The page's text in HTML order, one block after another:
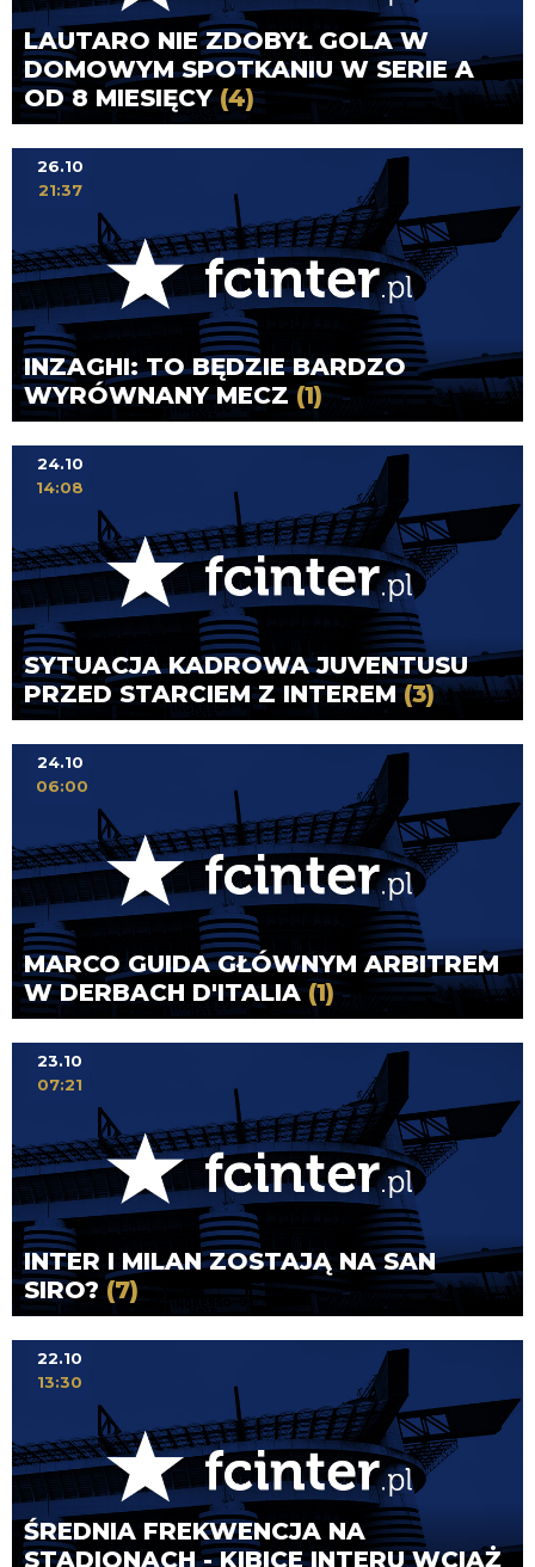
LAUTARO NIE ZDOBYŁ GOLA W
DOMOWYM SPOTKANIU W SERIE A
OD 8 MIESIĘCY(4)
INZAGHI: TO BĘDZIE BARDZO
WYRÓWNANY MECZ(1)
26.10
21:37
SYTUACJA KADROWA JUVENTUSU
PRZED STARCIEM Z INTEREM(3)
24.10
14:08
MARCO GUIDA GŁÓWNYM ARBITREM
W DERBACH D'ITALIA(1)
24.10
06:00
INTER I MILAN ZOSTAJĄ NA SAN
SIRO?(7)
23.10
07:21
ŚREDNIA FREKWENCJA NA
STADIONACH - KIBICE INTERU WCIĄŻ
22.10
13:30